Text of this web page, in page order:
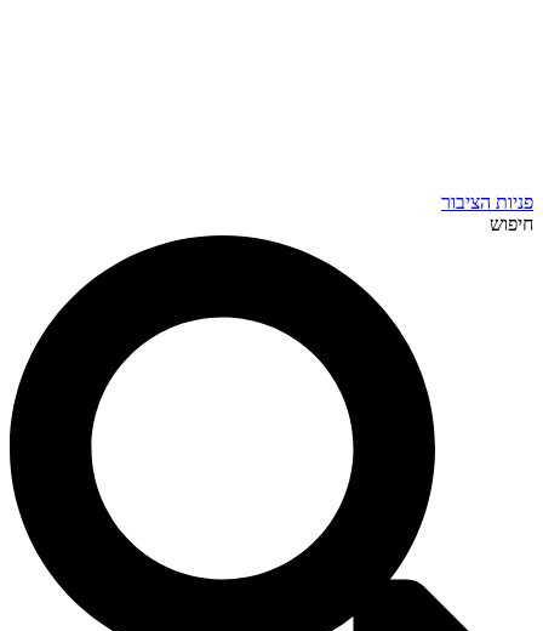
פניות הציבור
חיפוש